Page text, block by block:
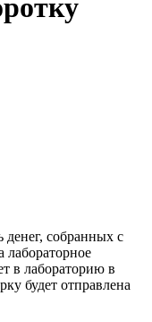
денег, собранных с
в лабораторию в
будет отправлена